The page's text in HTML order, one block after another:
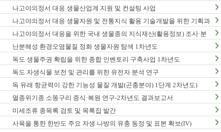
나고야의정서 대응 생물산업계 지원 및 컨설팅 사업
나고야의정서 대응 생물자원 및 전통지식 활용 기술개발을 위한 기획과
제
나고야의정서 대응을 위한 국내 생물종의 지식재산(활용정보) 조사·분
석 연구(3차년도)
난분해성 환경오염물질 정화 생물자원 탐색 1차년도
독도 생물주권 확립을 위한 종합 인벤토리 구축사업 1차년도
독도 자생식물 보전 및 관리를 위한 유전자 분석 연구
독 유래 항균력이 강한 기능성 물질 개발(곤충분야) 1단계 2차년도)
멸종위기종 소똥구리 증식·복원 연구-2차년도 결과보고서
미세조류 종목록 검토 및 목록집 발간
사육을 통한 한반도 주요 자생 나방의 유충 동정 및 표본 확보(IV)